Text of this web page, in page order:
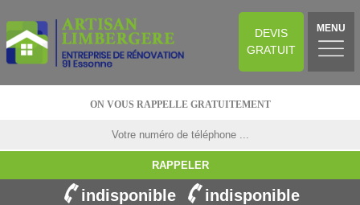
DEVIS
GRATUIT
MENU
ON VOUS RAPPELLE GRATUITEMENT
indisponible indisponible